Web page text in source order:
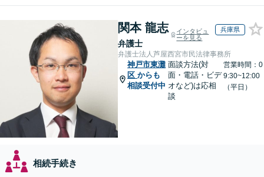
関本 龍志
弁護士
インタビュ
ーを見る
兵庫県
弁護士法人芦屋西宮市民法律事務所
神戸市東灘
区 からも
相談受付中
面談方法(対
面・電話・ビデ
オなど)は応相
談
営業時間：0
9:30~12:00
（平日）
相続手続き